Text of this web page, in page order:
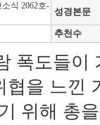
식 2062호-
성경본문
추천수
폭도들이
협을 느낀
위해 총